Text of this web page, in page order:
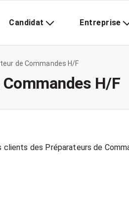
Candidat Entreprise
de Commandes H/F
H/F
clients des Préparateurs de